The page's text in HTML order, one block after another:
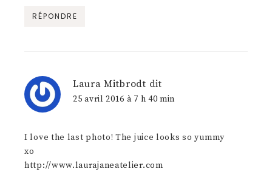
RÉPONDRE
Laura Mitbrodt dit
25 avril 2016 à 7 h 40 min
I love the last photo! The juice looks so yummy
xo
http://www.laurajaneatelier.com